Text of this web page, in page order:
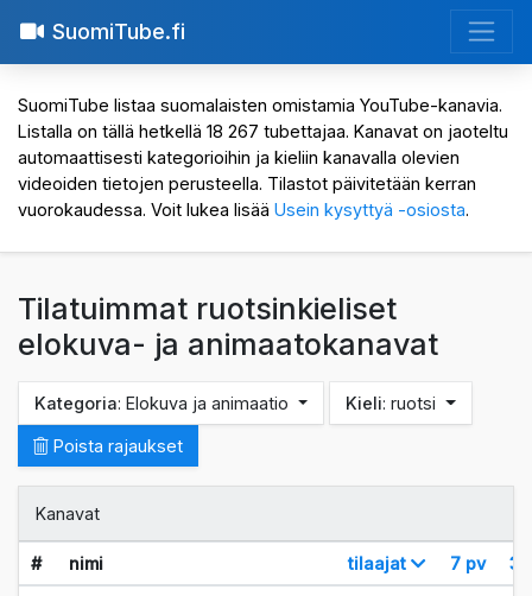
SuomiTube.fi
SuomiTube listaa suomalaisten omistamia YouTube-kanavia.
Listalla on tällä hetkellä 18 267 tubettajaa. Kanavat on jaoteltu
automaattisesti kategorioihin ja kieliin kanavalla olevien
videoiden tietojen perusteella. Tilastot päivitetään kerran
vuorokaudessa. Voit lukea lisää Usein kysyttyä -osiosta.
Tilatuimmat ruotsinkieliset
elokuva- ja animaatokanavat
Kategoria: Elokuva ja animaatio Kieli: ruotsi
Poista rajaukset
Kanavat
# nimi tilaajat 7 pv